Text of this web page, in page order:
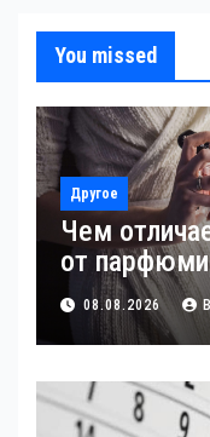
You missed
Другое
Чем
от
08.08.2026